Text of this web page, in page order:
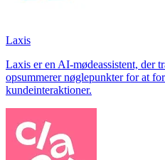
Laxis
Laxis er en AI-mødeassistent, der
opsummerer nøglepunkter for at
kundeinteraktioner.